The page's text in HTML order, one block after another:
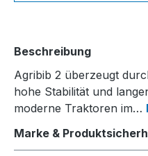
Beschreibung
Agribib 2 überzeugt
hohe Stabilität und
moderne Traktoren im…
Marke &